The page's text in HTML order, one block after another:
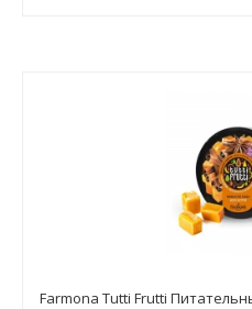
Farmona Tutti Frutti